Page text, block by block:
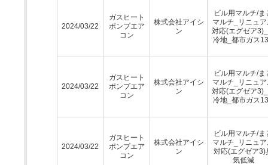
2024/03/22
ガスヒート
ポンプエア
コン
株式会社アイシ
ン
ビル用マルチ/ま
マルチ_リニュ
対応(エグゼア
冷地_都市ガス
2024/03/22
ガスヒート
ポンプエア
コン
株式会社アイシ
ン
ビル用マルチ/ま
マルチ_リニュ
対応(エグゼア
冷地_都市ガス
2024/03/22
ガスヒート
ポンプエア
コン
株式会社アイシ
ン
ビル用マルチ/ま
マルチ_リニュ
対応(エグゼア3)
気低減